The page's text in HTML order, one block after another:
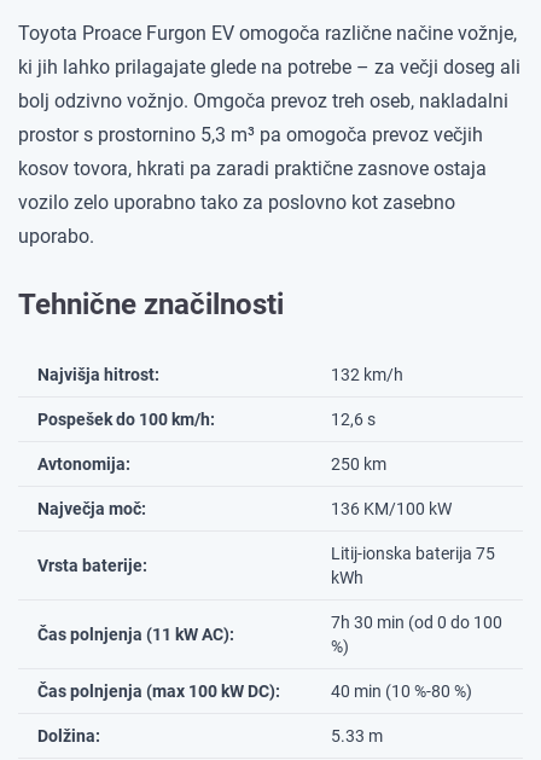
Toyota Proace Furgon EV omogoča različne načine vožnje,
ki jih lahko prilagajate glede na potrebe – za večji doseg ali
bolj odzivno vožnjo. Omgoča prevoz treh oseb, nakladalni
prostor s prostornino 5,3 m³ pa omogoča prevoz večjih
kosov tovora, hkrati pa zaradi praktične zasnove ostaja
vozilo zelo uporabno tako za poslovno kot zasebno
uporabo.
Tehnične značilnosti
Najvišja hitrost: 132 km/h
Pospešek do 100 km/h: 12,6 s
Avtonomija: 250 km
Največja moč: 136 KM/100 kW
Vrsta baterije:
Litij-ionska baterija 75
kWh
Čas polnjenja (11 kW AC):
7h 30 min (od 0 do 100
%)
Čas polnjenja (max 100 kW DC): 40 min (10 %-80 %)
Dolžina: 5.33 m